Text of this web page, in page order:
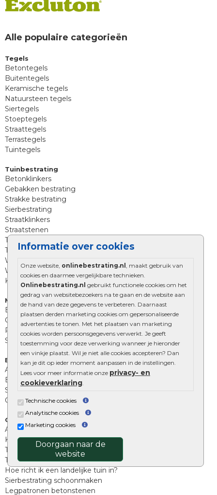
Informatie over cookies
Onze website, onlinebestrating.nl , maakt gebruik van
cookies en daarmee vergelijkbare technieken.
Onlinebestrating.nl gebruikt functionele cookies om het
gedrag van websitebezoekers na te gaan en de website aan
de hand van deze gegevens te verbeteren. Daarnaast
plaatsen derden marketing cookies om gepersonaliseerde
advertenties te tonen. Met het plaatsen van marketing
cookies worden persoonsgegevens verwerkt. Je geeft
toestemming voor deze verwerking wanneer je hieronder
een vinkje plaatst. Wil je niet alle cookies accepteren? Dan
kan je dit op ieder moment aanpassen in de instellingen.
Lees voor meer informatie onze privacy- en
cookieverklaring.
Technische cookies
Analytische cookies
Marketing cookies
Doorgaan naar de
website
Alle populaire categorieën
Tegels
Betontegels
Buitentegels
Keramische tegels
Natuursteen tegels
Siertegels
Stoeptegels
Straattegels
Terrastegels
Tuintegels
Tuinbestrating
Betonklinkers
Gebakken bestrating
Strakke bestrating
Sierbestrating
Straatklinkers
Straatstenen
Trommelstenen
Tuinstenen
Waalformaat
Wildverband bestrating
Kingstones
Muurelementen
Betonbielzen
Opsluitbanden
Palissades
Stapelblokken
Extra benodigdheden
Afwatering en diversen
Beplantings en betonelementen
Split, grind en zand
Oprit tegels
Overig
Aanbiedingen
Kunstgras
Tuintegels outlet
Terrastegels leggen
Hoe richt ik een landelijke tuin in?
Sierbestrating schoonmaken
Legpatronen betonstenen